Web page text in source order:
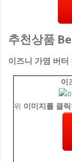
추천상품
이즈니 가염 버터
이
위 이미지를 클릭